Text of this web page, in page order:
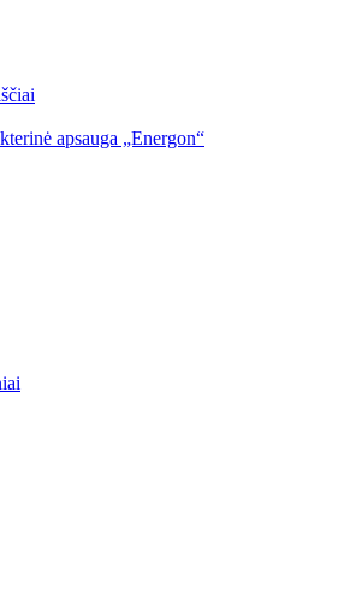
apsauga „Energon“